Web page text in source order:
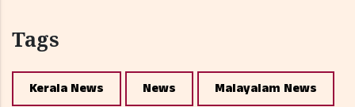
Tags
Kerala News News Malayalam News